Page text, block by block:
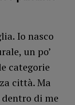
Io nasco
un po’
categorie
città. Ma
dentro di me